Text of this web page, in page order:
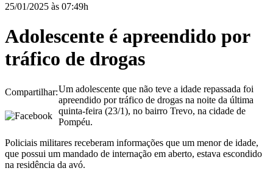
25/01/2025 às 07:49h
Adolescente é apreendido por
tráfico de drogas
Compartilhar:Um adolescente que não teve a idade repassada foi
apreendido por tráfico de drogas na noite da última
quinta-feira (23/1), no bairro Trevo, na cidade de
Pompéu.
Policiais militares receberam informações que um menor de idade,
que possui um mandado de internação em aberto, estava escondido
na residência da avó.